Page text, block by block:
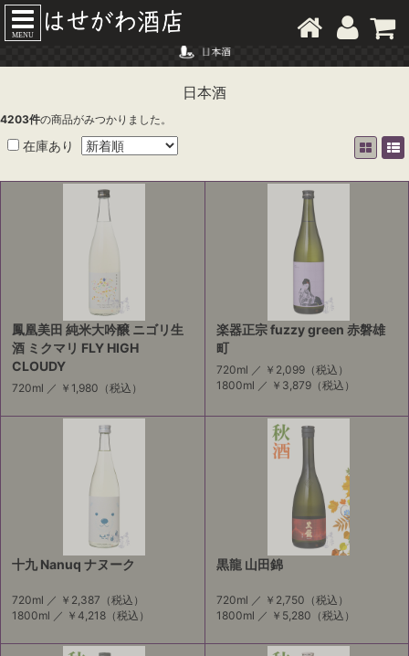
MENU
日本酒
4203件の商品がみつかりました。
在庫あり
鳳凰美田 純米大吟醸 ニゴリ生
酒 ミクマリ FLY HIGH
CLOUDY
720ml ／ ￥1,980 （税込）
楽器正宗 fuzzy green 赤磐雄
町
720ml ／ ￥2,099（税込）
1800ml ／ ￥3,879（税込）
十九 Nanuq ナヌーク
720ml ／ ￥2,387 （税込）
1800ml ／ ￥4,218 （税込）
黒龍 山田錦
720ml ／ ￥2,750 （税込）
1800ml ／ ￥5,280 （税込）